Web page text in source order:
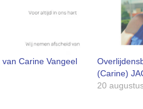
Carine Vangeel
(Carine)
20